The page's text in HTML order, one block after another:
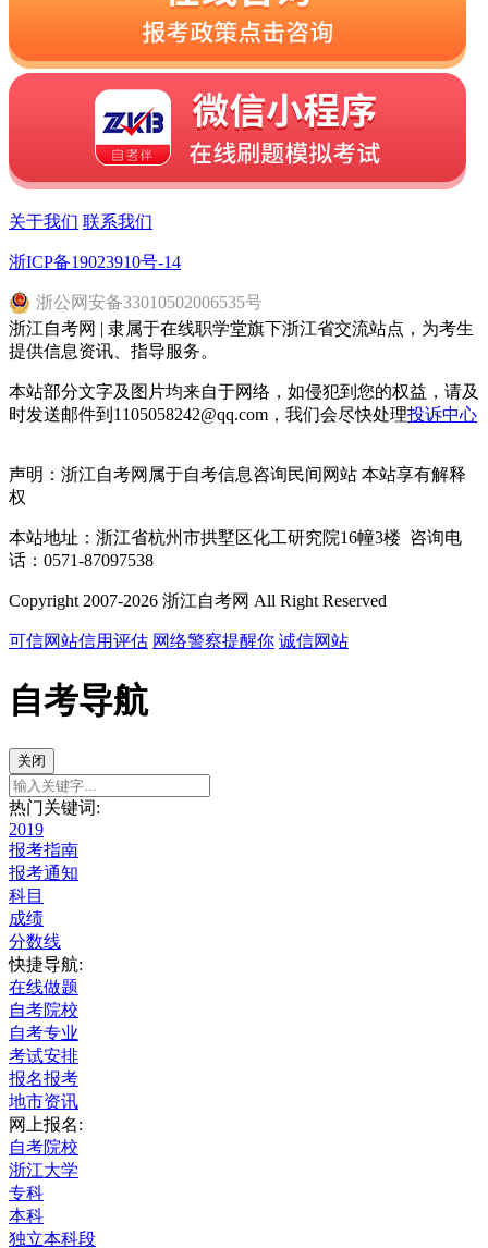
关于我们 联系我们
浙ICP备19023910号-14
浙公网安备33010502006535号
浙江自考网 | 隶属于在线职学堂旗下浙江省交流站点，为考生
提供信息资讯、指导服务。
本站部分文字及图片均来自于网络，如侵犯到您的权益，请及
时发送邮件到1105058242@qq.com，我们会尽快处理投诉中心
声明：浙江自考网属于自考信息咨询民间网站 本站享有解释
权
本站地址：浙江省杭州市拱墅区化工研究院16幢3楼 咨询电
话：0571-87097538
Copyright 2007-2026 浙江自考网 All Right Reserved
可信网站信用评估 网络警察提醒你 诚信网站
自考导航
关闭
热门关键词:
2019
报考指南
报考通知
科目
成绩
分数线
快捷导航:
在线做题
自考院校
自考专业
考试安排
报名报考
地市资讯
网上报名:
自考院校
浙江大学
专科
本科
独立本科段